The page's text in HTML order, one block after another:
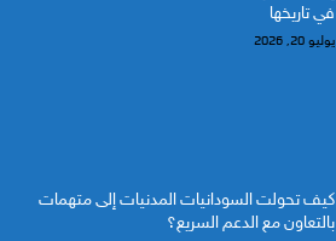
في تاريخها
يوليو 20, 2026
كيف تحولت السودانيات المدنيات إلى متهمات
بالتعاون مع الدعم السريع؟